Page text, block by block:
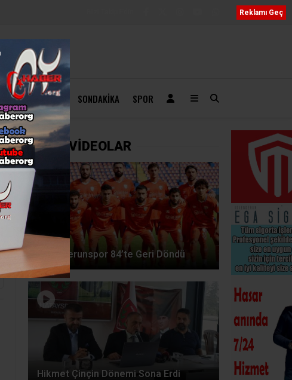
NÖBETÇI
ECZANELER
SONDAKIKA SPOR
DİĞER VİDEOLAR
İskenderunspor 84’te Geri Döndü
Hikmet Çinçin Dönemi Sona Erdi
Reklamı Geç